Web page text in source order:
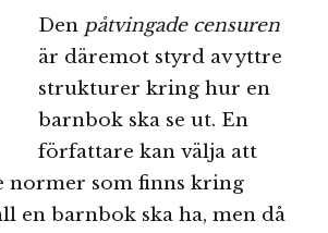
Den påtvingade censuren
är däremot styrd av yttre
strukturer kring hur en
barnbok ska se ut. En
författare kan välja att
normer som finns kring
en barnbok ska ha, men då